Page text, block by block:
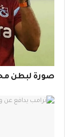
صورة لبطن